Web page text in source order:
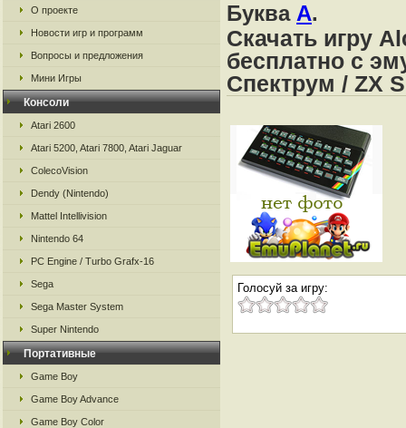
О проекте
Новости игр и программ
Вопросы и предложения
Мини Игры
Консоли
Atari 2600
Atari 5200, Atari 7800, Atari Jaguar
ColecoVision
Dendy (Nintendo)
Mattel Intellivision
Nintendo 64
PC Engine / Turbo Grafx-16
Sega
Sega Master System
Super Nintendo
Портативные
Game Boy
Game Boy Advance
Game Boy Color
Буква A.
Скачать игру
бесплатно с
Спектрум / ZX
Голосуй за игру: